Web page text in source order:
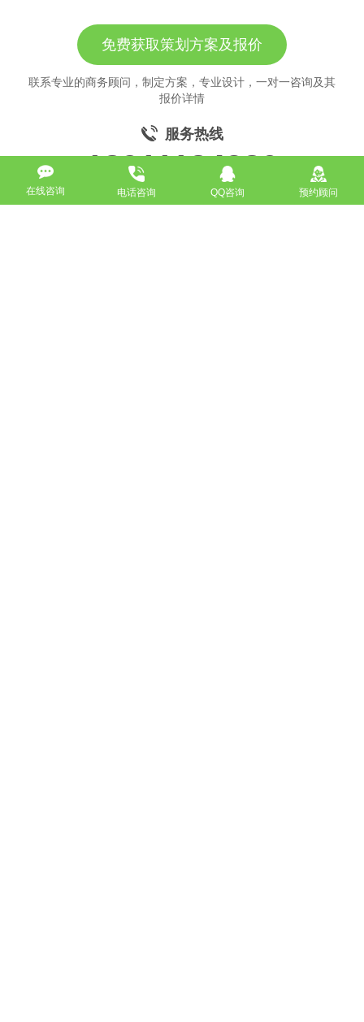
免费获取策划方案及报价
联系专业的商务顾问，制定方案，专业设计，一对一咨询及其
报价详情
服务热线
18911184380
在线咨询 电话咨询 QQ咨询 预约顾问